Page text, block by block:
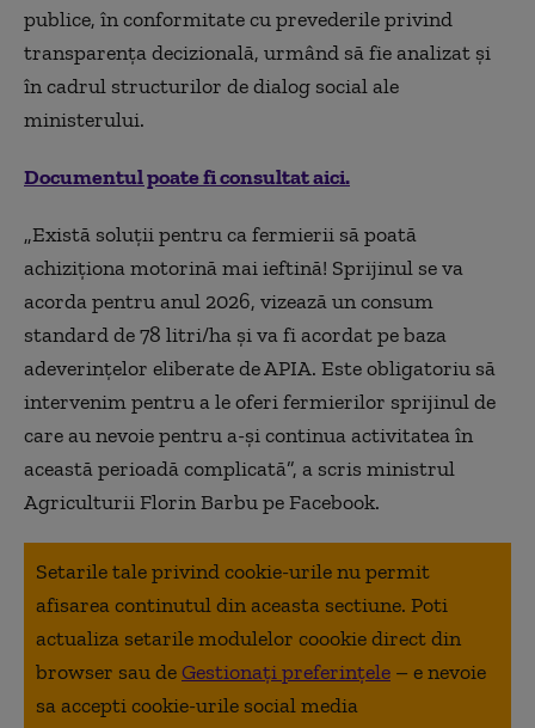
publice, în conformitate cu prevederile privind
transparenţa decizională, urmând să fie analizat şi
în cadrul structurilor de dialog social ale
ministerului.
Documentul poate fi consultat aici.
„Există soluții pentru ca fermierii să poată
achiziționa motorină mai ieftină! Sprijinul se va
acorda pentru anul 2026, vizează un consum
standard de 78 litri/ha și va fi acordat pe baza
adeverințelor eliberate de APIA. Este obligatoriu să
intervenim pentru a le oferi fermierilor sprijinul de
care au nevoie pentru a-și continua activitatea în
această perioadă complicată”, a scris ministrul
Agriculturii Florin Barbu pe Facebook.
Setarile tale privind cookie-urile nu permit
afisarea continutul din aceasta sectiune. Poti
actualiza setarile modulelor coookie direct din
browser sau deGestionați preferințele – e nevoie
sa accepti cookie-urile social media